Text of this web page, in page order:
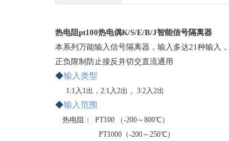
热电阻pt100热电偶K/S/E/B/J智能信号隔离器
本系列万能输入信号隔离器，输入多达21种输入
正负限制防止接反并切交直流通用
◆输 入类型
1:1入1出，2:1入2出， 3:2入2出
◆输入范围
热电阻：
PT100 （-200～800℃）
PT1000（-200～250℃）